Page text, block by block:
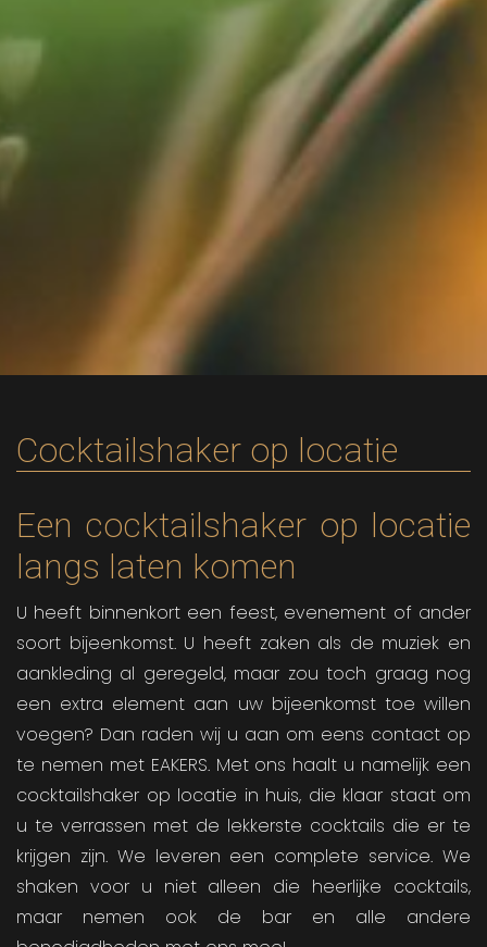
Cocktailshaker op locatie
Een cocktailshaker op locatie
langs laten komen
U heeft binnenkort een feest, evenement of ander
soort bijeenkomst. U heeft zaken als de muziek en
aankleding al geregeld, maar zou toch graag nog
een extra element aan uw bijeenkomst toe willen
voegen? Dan raden wij u aan om eens contact op
te nemen met EAKERS. Met ons haalt u namelijk een
cocktailshaker op locatie in huis, die klaar staat om
u te verrassen met de lekkerste cocktails die er te
krijgen zijn. We leveren een complete service. We
shaken voor u niet alleen die heerlijke cocktails,
maar nemen ook de bar en alle andere